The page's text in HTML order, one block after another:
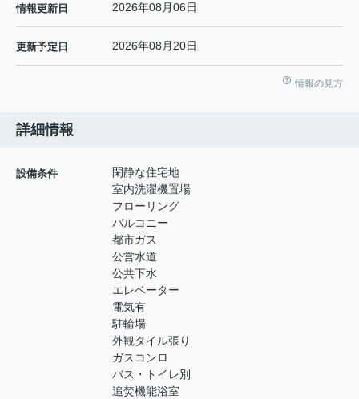
情報更新日 2026年08月06日
更新予定日 2026年08月20日
情報の見方
詳細情報
設備条件
閑静な住宅地
室内洗濯機置場
フローリング
バルコニー
都市ガス
公営水道
公共下水
エレベーター
電気有
駐輪場
外観タイル張り
ガスコンロ
バス・トイレ別
追焚機能浴室